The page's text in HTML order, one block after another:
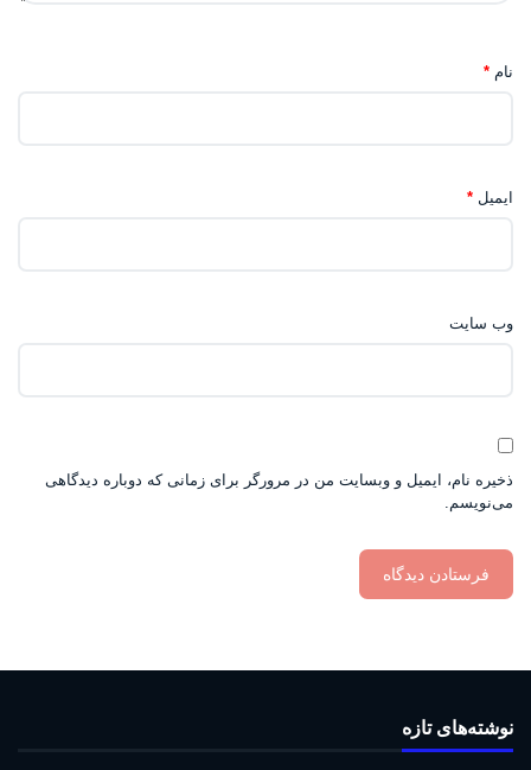
نام *
ایمیل *
وب‌ سایت
ذخیره نام، ایمیل و وبسایت من در مرورگر برای زمانی که دوباره دیدگاهی
می‌نویسم.
نوشته‌های تازه